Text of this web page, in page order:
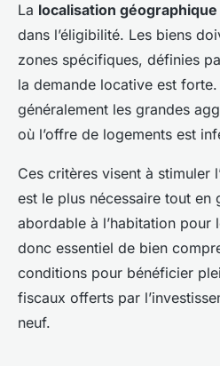
La localisation géographique
dans l’éligibilité. Les biens
zones spécifiques, définies
la demande locative est
généralement les grandes
où l’offre de logements est
Ces critères visent à stimuler
est le plus nécessaire tout en
abordable à l’habitation pour
donc essentiel de bien
conditions pour bénéficier
fiscaux offerts par
neuf.